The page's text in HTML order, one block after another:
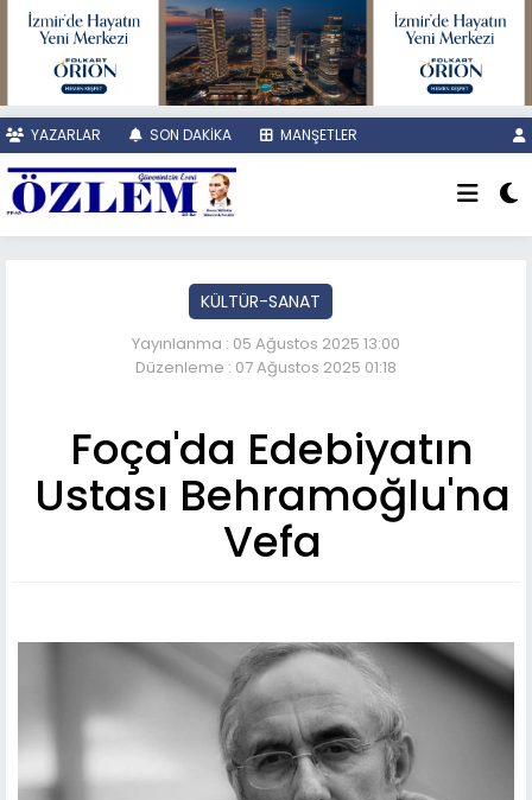
YAZARLAR SON DAKİKA MANŞETLER
KÜLTÜR-SANAT
Yayınlanma : 05 Ağustos 2025 13:00
Düzenleme : 07 Ağustos 2025 01:18
Foça'da Edebiyatın
Ustası Behramoğlu'na
Vefa